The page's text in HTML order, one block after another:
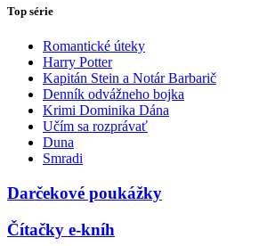
Top série
Romantické úteky
Harry Potter
Kapitán Stein a Notár Barbarič
Denník odvážneho bojka
Krimi Dominika Dána
Učím sa rozprávať
Duna
Smradi
Darčekové poukážky
Čítačky e-kníh